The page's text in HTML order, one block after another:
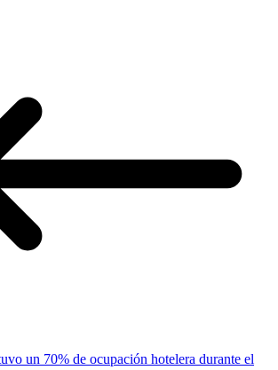
un 70% de ocupación hotelera durante el